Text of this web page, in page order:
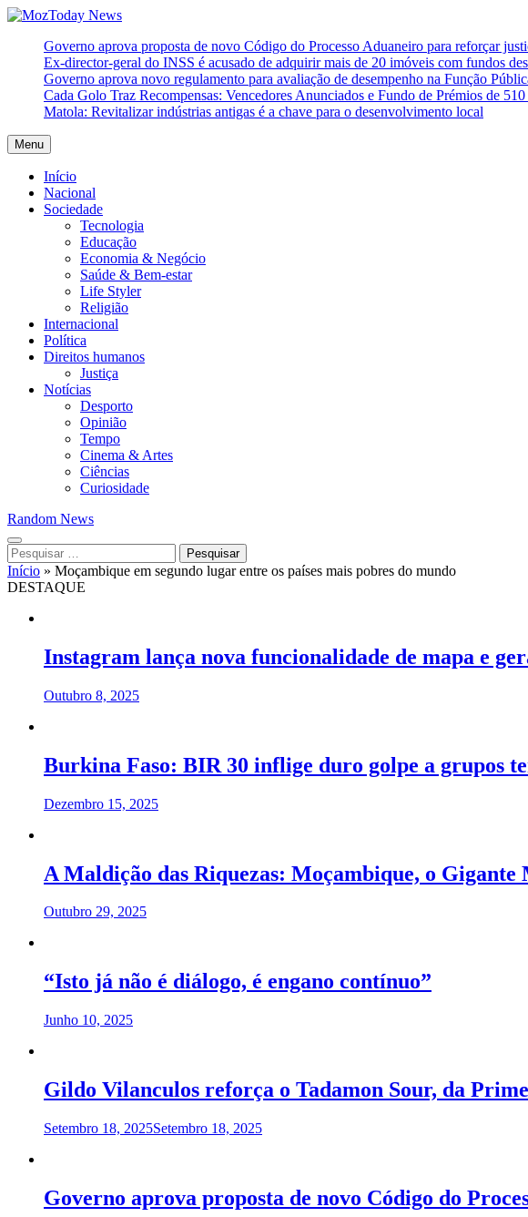
Skip
content
MozToday News
Onde a gente lê.
Governo aprova proposta de novo Código do Processo Aduaneiro para reforçar
Ex-director-geral do INSS é acusado de adquirir mais de 20 imóveis com fundos
Governo aprova novo regulamento para avaliação de desempenho na Função
Cada Golo Traz Recompensas: Vencedores Anunciados e Fundo de Prémios de
Matola: Revitalizar indústrias antigas é a chave para o desenvolvimento local
Menu
Início
Nacional
Sociedade
Tecnologia
Educação
Economia & Negócio
Saúde & Bem-estar
Life Styler
Religião
Internacional
Política
Direitos humanos
Justiça
Notícias
Desporto
Opinião
Tempo
Cinema & Artes
Ciências
Curiosidade
Random News
Pesquisar
por:
Início » Moçambique em segundo lugar entre os países mais pobres do mundo
DESTAQUE
Instagram lança nova funcionalidade de mapa e
Outubro 8, 2025
Burkina Faso: BIR 30 inflige duro golpe a grupos
Dezembro 15, 2025
A Maldição das Riquezas: Moçambique, o
Outubro 29, 2025
“Isto já não é diálogo, é engano contínuo”
Junho 10, 2025
Gildo Vilanculos reforça o Tadamon Sour, da
Setembro 18, 2025Setembro 18, 2025
Governo aprova proposta de novo Código do